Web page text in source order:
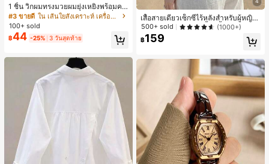
1 ชิ้น วิกผมทรงมวยผมยุ่งเหยิงพร้อมคลิ
ปหนีบผม, คลิปหนีบผมสังเคราะห์ที่ได้รั
บการอัปเกรดแฟชั่น, วิกผมเส้นใยทนคว
ามร้อนสูงที่ออกแบบมาสำหรับผู้หญิง, ใ
ช้งานง่ายโดยไม่ต้องใช้เครื่องมือ, เหมา
สมบูรณ์แบบสำหรับผู้หญิง คลิปหนีบผม
คลิปหนีบผมสบายๆ แฟชั่นผม คลิปหนีบ
ผมหรูหรา ฤดูร้อน ชายหาด วันหยุด
#3 ขายดี
ใน เส้นใยสังเคราะห์ เครื่องประดับผมผู้หญิง
100+ sold
฿44 -25% 3 วันสุดท้าย
เสื้อสายเดี่ยวเซ็กซี่ไร้หลังสำหรับผู้หญิง
พร้อมบราแบบมีฟองน้ำ, เสื้อกล้ามแขน
กุด, เสื้อลำลองสีดำสำหรับฤดูร้อน
500+ sold (1000+)
฿159